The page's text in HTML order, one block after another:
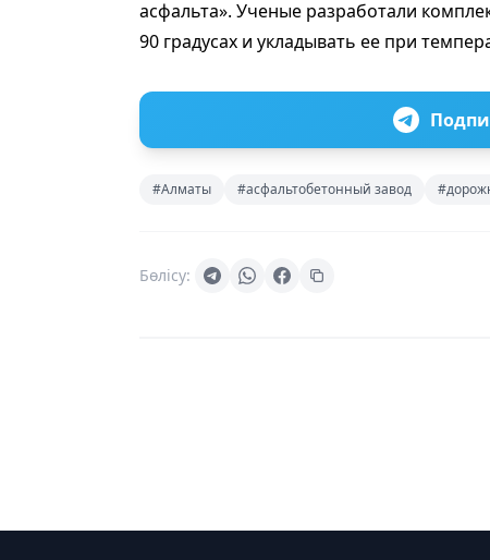
асфальта». Ученые разработали
90 градусах и укладывать ее при
#Алматы #асфальтобетонный завод
Бөлісу: